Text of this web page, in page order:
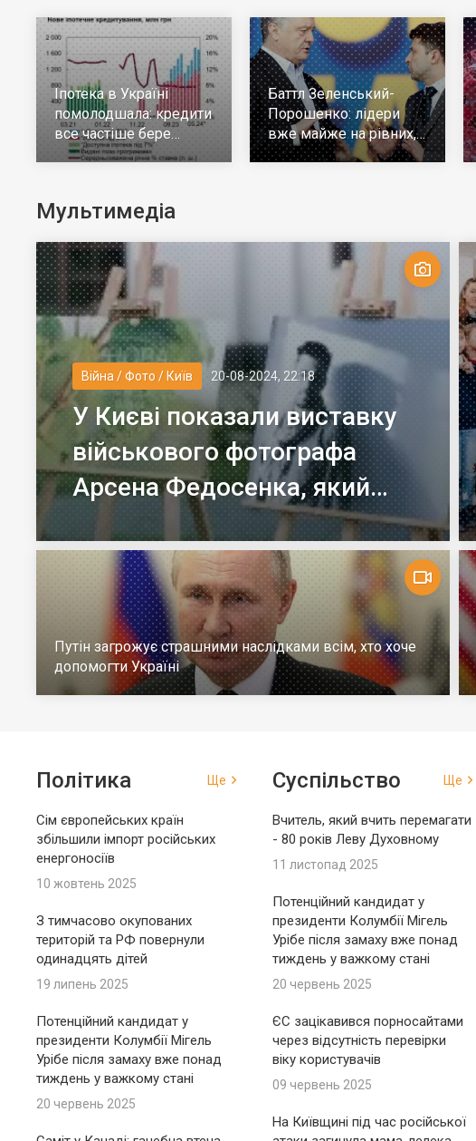
Іпотека в Україні
помолодшала: кредити
все частіше бере
молодь до 30 років
Баттл Зеленський-
Порошенко: лідери
вже майже на рівних,
але багато тих, хто не
Мультимедіа
Війна / Фото / Київ 20-08-2024, 22:18
У Києві показали виставку
військового фотографа
Арсена Федосенка, який
загинув на війні
Путін загрожує страшними наслідками всім, хто хоче
допомогти Україні
Політика Ще
Сім європейських країн
збільшили імпорт російських
енергоносіїв
10 жовтень 2025
З тимчасово окупованих
територій та РФ повернули
одинадцять дітей
19 липень 2025
Потенційний кандидат у
президенти Колумбії Мігель
Урібе після замаху вже понад
тиждень у важкому стані
20 червень 2025
Суспільство Ще
Вчитель, який вчить перемагати
- 80 років Леву Духовному
11 листопад 2025
Потенційний кандидат у
президенти Колумбії Мігель
Урібе після замаху вже понад
тиждень у важкому стані
20 червень 2025
ЄС зацікавився порносайтами
через відсутність перевірки
віку користувачів
09 червень 2025
На Київщині під час російської